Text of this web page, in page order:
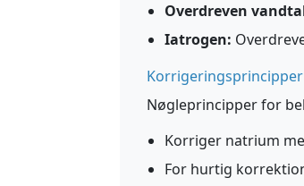
Overdreven
Iatrogen:
Korrigeringsprincipper
Nøgleprincipper for
Korriger natrium
For hurtig